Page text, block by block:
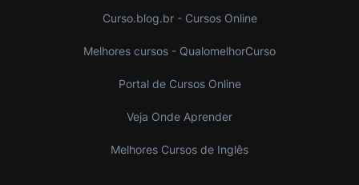
Curso.blog.br - Cursos Online
Melhores cursos - QualomelhorCurso
Portal de Cursos Online
Veja Onde Aprender
Melhores Cursos de Inglês